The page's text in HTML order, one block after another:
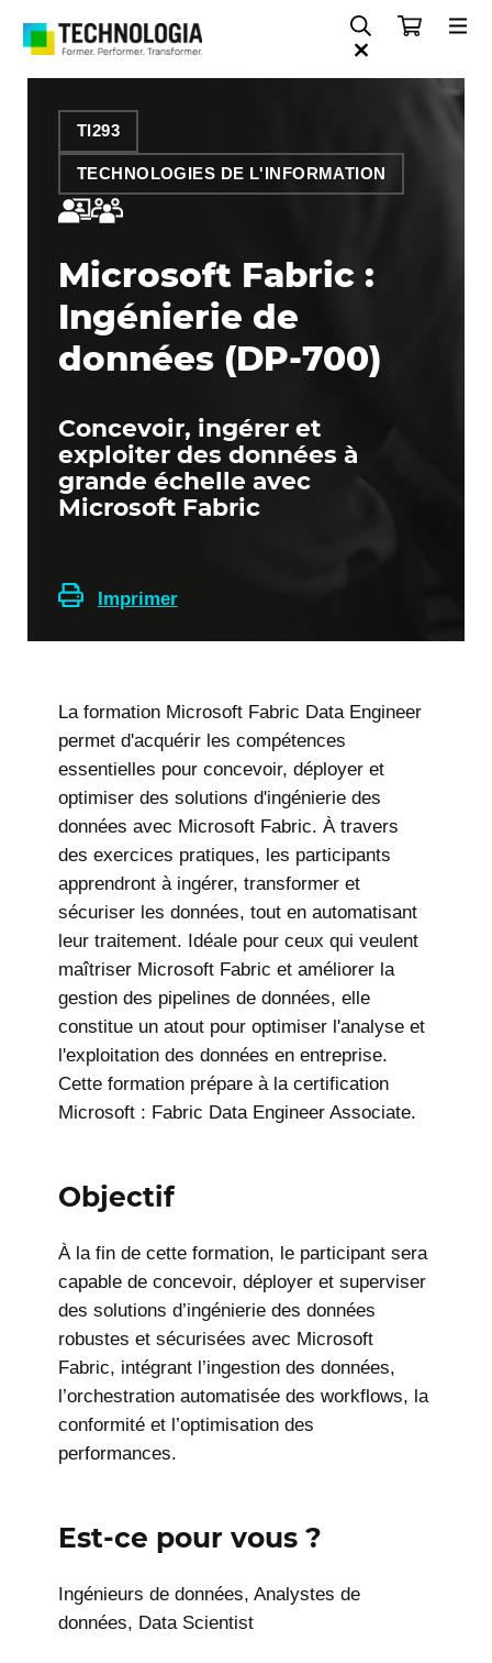
TI293
TECHNOLOGIES DE L'INFORMATION
Microsoft Fabric :
Ingénierie de
données (DP-700)
Concevoir, ingérer et
exploiter des données à
grande échelle avec
Microsoft Fabric
Imprimer
La formation Microsoft Fabric Data Engineer
permet d'acquérir les compétences
essentielles pour concevoir, déployer et
optimiser des solutions d'ingénierie des
données avec Microsoft Fabric. À travers
des exercices pratiques, les participants
apprendront à ingérer, transformer et
sécuriser les données, tout en automatisant
leur traitement. Idéale pour ceux qui veulent
maîtriser Microsoft Fabric et améliorer la
gestion des pipelines de données, elle
constitue un atout pour optimiser l'analyse et
l'exploitation des données en entreprise.
Cette formation prépare à la certification
Microsoft : Fabric Data Engineer Associate.
Objectif
À la fin de cette formation, le participant sera
capable de concevoir, déployer et superviser
des solutions d’ingénierie des données
robustes et sécurisées avec Microsoft
Fabric, intégrant l’ingestion des données,
l’orchestration automatisée des workflows, la
conformité et l’optimisation des
performances.
Est-ce pour vous ?
Ingénieurs de données, Analystes de
données, Data Scientist